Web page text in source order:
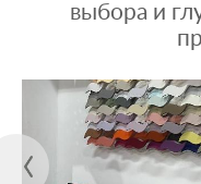
выбора и